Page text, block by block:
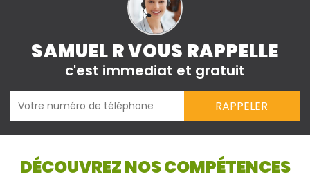
SAMUEL R VOUS RAPPELLE
c'est immediat et gratuit
DÉCOUVREZ NOS COMPÉTENCES